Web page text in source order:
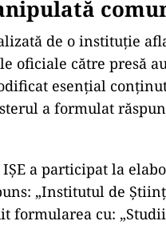
de a afecta negativ
al profesorilor
birocratice
și Germania arată că
mai bine remunerată
precum creșterea
și scăderea
pentru a reduce